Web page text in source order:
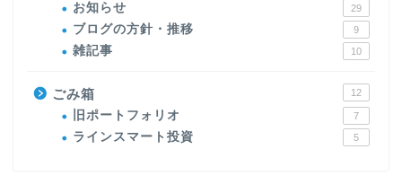
お知らせ 29
ブログの方針・推移 9
雑記事 10
ごみ箱 12
旧ポートフォリオ 7
ラインスマート投資 5